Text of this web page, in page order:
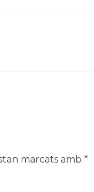
marcats amb *